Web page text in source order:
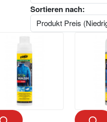
Sortieren nach: